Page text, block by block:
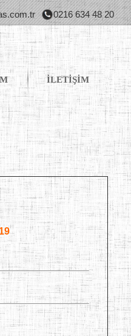
0216 634 48 20
İLETİŞİM